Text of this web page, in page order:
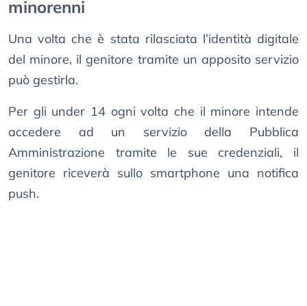
minorenni
Una volta che è stata rilasciata l’identità digitale
del minore, il genitore tramite un apposito servizio
può gestirla.
Per gli under 14 ogni volta che il minore intende
accedere ad un servizio della Pubblica
Amministrazione tramite le sue credenziali, il
genitore riceverà sullo smartphone una notifica
push.